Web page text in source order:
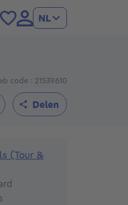
NL
1375000€
code : 21539610
Delen
(Tour & Taxis)
(Tour &